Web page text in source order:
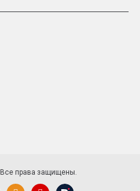
Все права защищены.